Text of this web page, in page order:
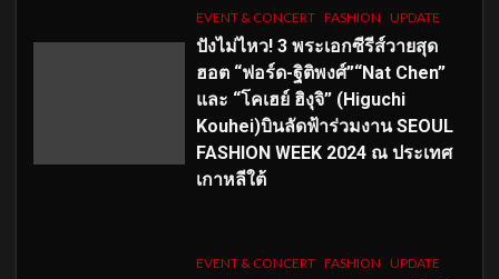
EVENT & CONCERT FASHION UPDATE
ปังไม่ไหว! 3 พระเอกซีรีส์วายสุด
ฮอต “ฟอร์ด-ฐิติพงศ์”“Nat Chen”
และ “โคเฮย์ ฮิงุจิ” (Higuchi
Kouhei)บินลัดฟ้าร่วมงาน SEOUL
FASHION WEEK 2024 ณ ประเทศ
เกาหลีใต้
EVENT & CONCERT FASHION UPDATE